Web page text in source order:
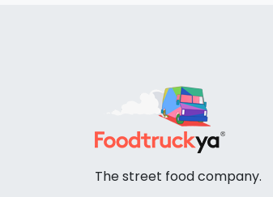
The street food company.